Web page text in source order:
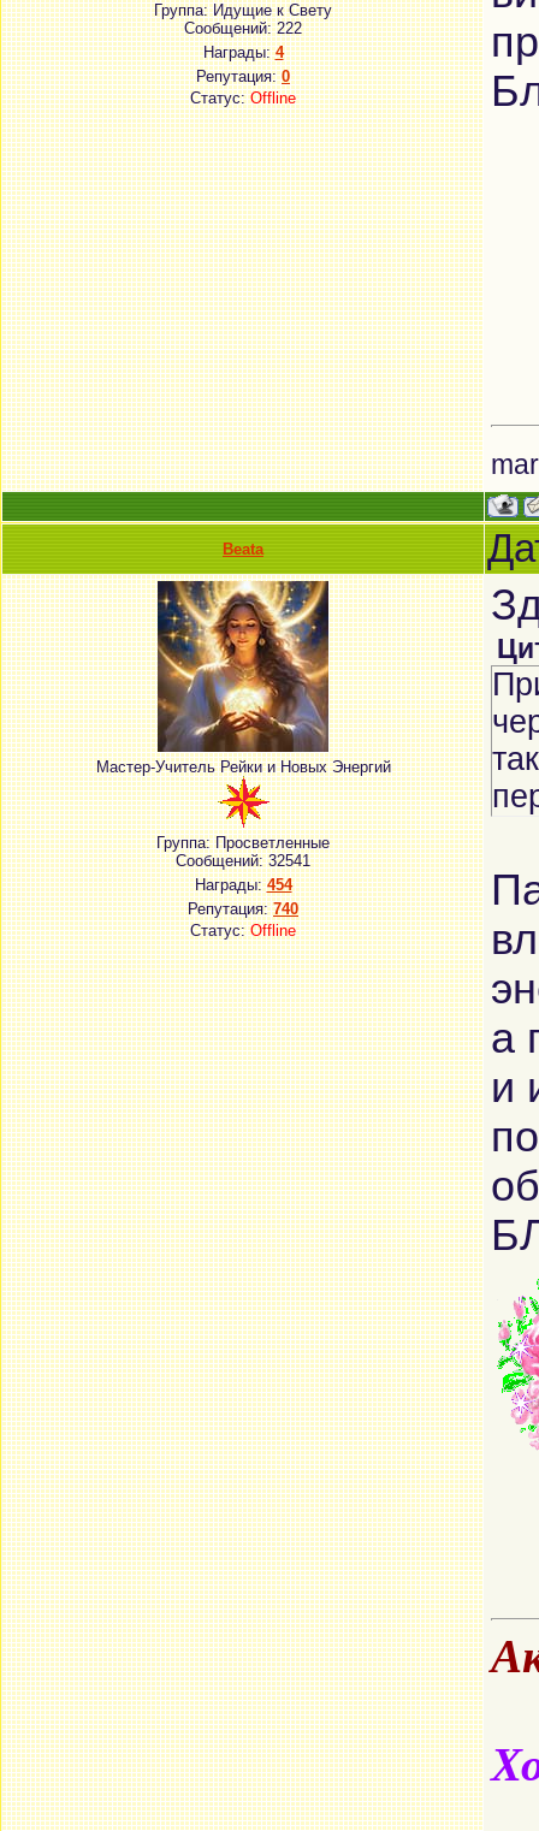
Группа: Идущие к Свету
Сообщений:222
Награды:4
Репутация:0
Статус:Offline
Beata
Мастер-Учитель Рейки и Новых Энергий
Группа: Просветленные
Сообщений:32541
Награды:454
Репутация:740
Статус:Offline
а
и